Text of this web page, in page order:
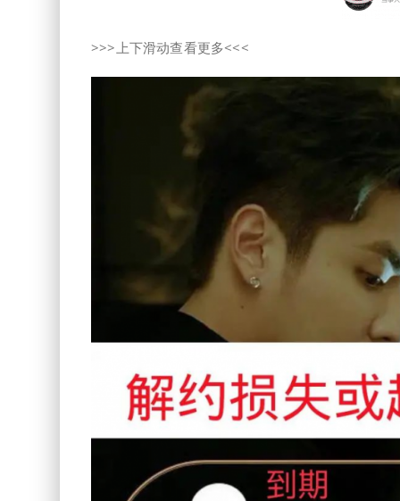
>>>上下滑动查看更多<<<